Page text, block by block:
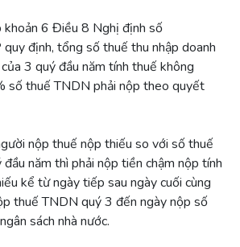
khoản 6 Điều 8 Nghị định số
định, tổng số thuế thu nhập doanh
3 quý đầu năm tính thuế không
số thuế TNDN phải nộp theo quyết
nộp thuế nộp thiếu so với số thuế
năm thì phải nộp tiền chậm nộp tính
kể từ ngày tiếp sau ngày cuối cùng
thuế TNDN quý 3 đến ngày nộp số
sách nhà nước.